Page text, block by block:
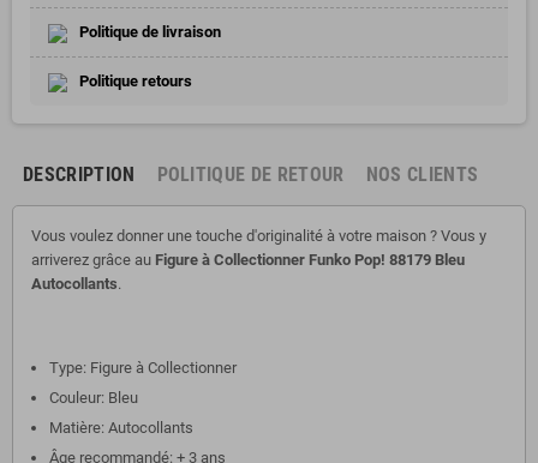
Politique de livraison
Politique retours
DESCRIPTION POLITIQUE DE RETOUR NOS CLIENTS
Vous voulez donner une touche d'originalité à votre maison ? Vous y
arriverez grâce au Figure à Collectionner Funko Pop! 88179 Bleu
Autocollants.
Type: Figure à Collectionner
Couleur: Bleu
Matière: Autocollants
Âge recommandé: + 3 ans